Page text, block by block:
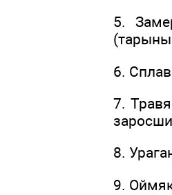
5.
6.
7.
8.
9.